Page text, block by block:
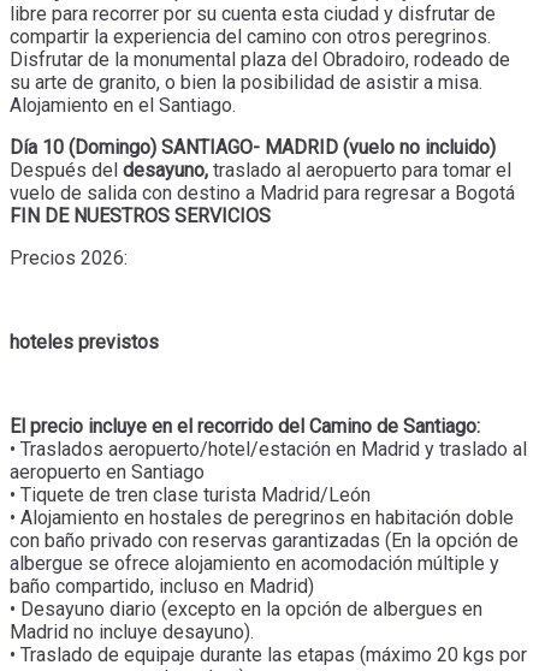
libre para recorrer por su cuenta esta ciudad y disfrutar de
compartir la experiencia del camino con otros peregrinos.
Disfrutar de la monumental plaza del Obradoiro, rodeado de
su arte de granito, o bien la posibilidad de asistir a misa.
Alojamiento en el Santiago.
Día 10 (Domingo) SANTIAGO- MADRID (vuelo no incluido)
Después del desayuno, traslado al aeropuerto para tomar el
vuelo de salida con destino a Madrid para regresar a Bogotá
FIN DE NUESTROS SERVICIOS
Precios 2026:
hoteles previstos
El precio incluye en el recorrido del Camino de Santiago:
• Traslados aeropuerto/hotel/estación en Madrid y traslado al
aeropuerto en Santiago
• Tiquete de tren clase turista Madrid/León
• Alojamiento en hostales de peregrinos en habitación doble
con baño privado con reservas garantizadas (En la opción de
albergue se ofrece alojamiento en acomodación múltiple y
baño compartido, incluso en Madrid)
• Desayuno diario (excepto en la opción de albergues en
Madrid no incluye desayuno).
• Traslado de equipaje durante las etapas (máximo 20 kgs por